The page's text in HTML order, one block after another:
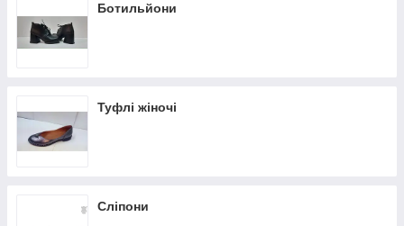
Ботильйони
Туфлі жіночі
Сліпони